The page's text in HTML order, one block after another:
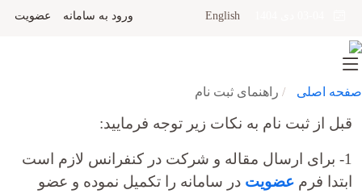
English ورود به سامانه عضویت
صفحه اصلی راهنمای ثبت نام
قبل از ثبت نام به نکات زیر توجه فرمایید:
1- برای ارسال مقاله و شرکت در کنفرانس لازم است
ابتدا فرم عضویت در سامانه را تکمیل نموده و عضو